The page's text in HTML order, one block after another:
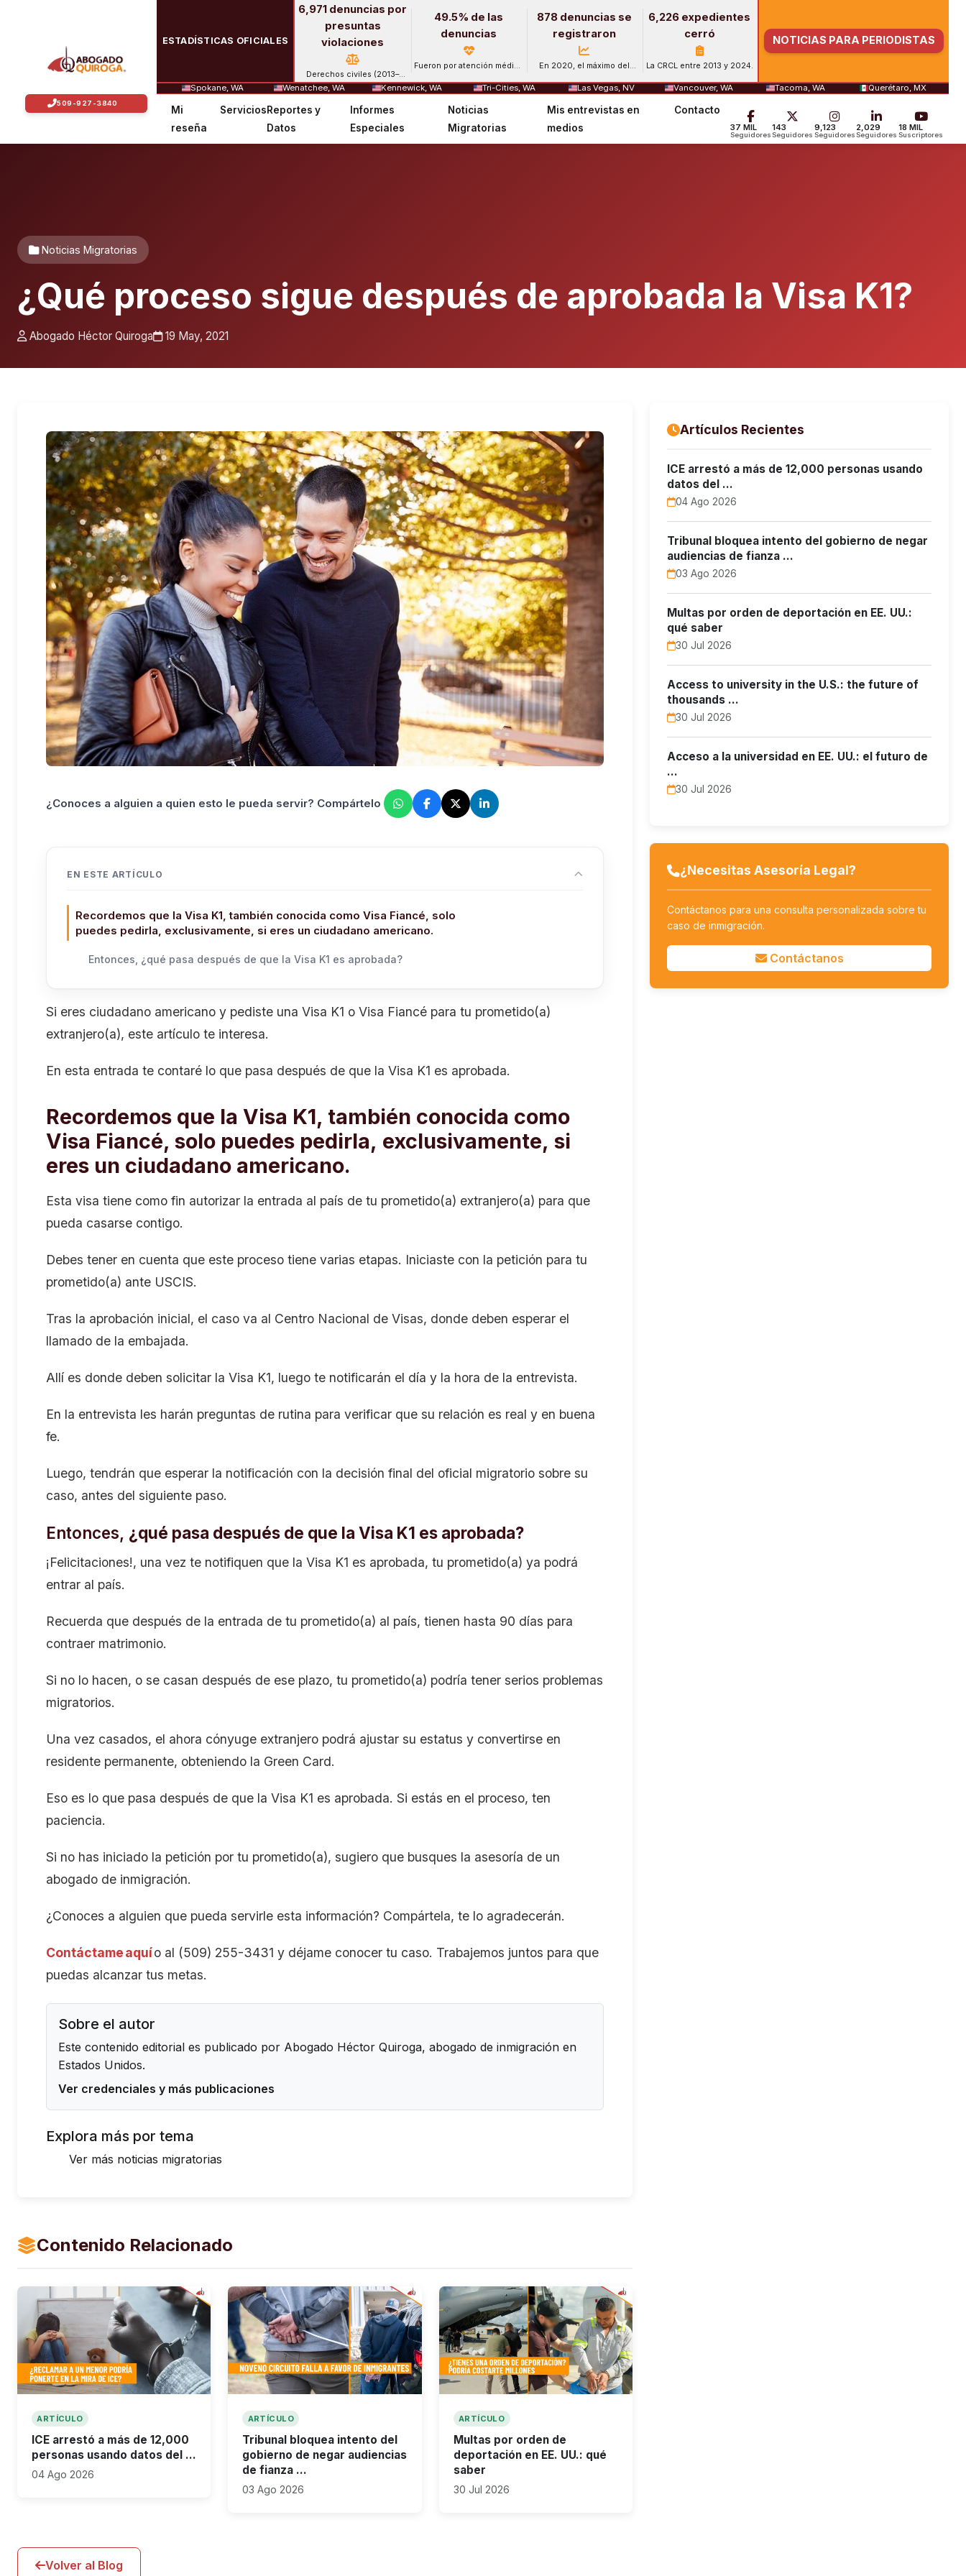
ESTADÍSTICAS OFICIALES
6,971 denuncias por
presuntas
violaciones
Derechos civiles (2013–
2024).
49.5% de las
denuncias
Fueron por atención médica
878 denuncias se
registraron
En 2020, el máximo del
6,226 expedientes
cerró
La CRCL entre 2013 y 2024.
NOTICIAS PARA PERIODISTAS
Spokane, WA Wenatchee, WA Kennewick, WA Tri-Cities, WA Las Vegas, NV Vancouver, WA Tacoma, WA Querétaro, MX
Mi
reseña
ServiciosReportes y
Datos
Informes
Especiales
Noticias
Migratorias
Mis entrevistas en
medios
Contacto
37 MIL
Seguidores
143
Seguidores
9,123
Seguidores
2,029
Seguidores
18 MIL
Suscriptores
Noticias Migratorias
¿Qué proceso sigue después de aprobada la Visa K1?
Abogado Héctor Quiroga 19 May, 2021
¿Conoces a alguien a quien esto le pueda servir? Compártelo
EN ESTE ARTÍCULO
Recordemos que la Visa K1, también conocida como Visa Fiancé, solo
puedes pedirla, exclusivamente, si eres un ciudadano americano.
Entonces, ¿qué pasa después de que la Visa K1 es aprobada?
Si eres ciudadano americano y pediste una Visa K1 o Visa Fiancé para tu prometido(a)
extranjero(a), este artículo te interesa.
En esta entrada te contaré lo que pasa después de que la Visa K1 es aprobada.
Recordemos que la Visa K1, también conocida como
Visa Fiancé, solo puedes pedirla, exclusivamente, si
eres un ciudadano americano.
Esta visa tiene como fin autorizar la entrada al país de tu prometido(a) extranjero(a) para que
pueda casarse contigo.
Debes tener en cuenta que este proceso tiene varias etapas. Iniciaste con la petición para tu
prometido(a) ante USCIS.
Tras la aprobación inicial, el caso va al Centro Nacional de Visas, donde deben esperar el
llamado de la embajada.
Allí es donde deben solicitar la Visa K1, luego te notificarán el día y la hora de la entrevista.
En la entrevista les harán preguntas de rutina para verificar que su relación es real y en buena
fe.
Luego, tendrán que esperar la notificación con la decisión final del oficial migratorio sobre su
caso, antes del siguiente paso.
Entonces, ¿qué pasa después de que la Visa K1 es aprobada?
¡Felicitaciones!, una vez te notifiquen que la Visa K1 es aprobada, tu prometido(a) ya podrá
entrar al país.
Recuerda que después de la entrada de tu prometido(a) al país, tienen hasta 90 días para
contraer matrimonio.
Si no lo hacen, o se casan después de ese plazo, tu prometido(a) podría tener serios problemas
migratorios.
Una vez casados, el ahora cónyuge extranjero podrá ajustar su estatus y convertirse en
residente permanente, obteniendo la Green Card.
Eso es lo que pasa después de que la Visa K1 es aprobada. Si estás en el proceso, ten
paciencia.
Si no has iniciado la petición por tu prometido(a), sugiero que busques la asesoría de un
abogado de inmigración.
¿Conoces a alguien que pueda servirle esta información? Compártela, te lo agradecerán.
Contáctame aquío al (509) 255-3431 y déjame conocer tu caso. Trabajemos juntos para que
puedas alcanzar tus metas.
Sobre el autor
Este contenido editorial es publicado por Abogado Héctor Quiroga, abogado de inmigración en
Estados Unidos.
Ver credenciales y más publicaciones
Explora más por tema
Ver más noticias migratorias
Contenido Relacionado
ARTÍCULO
ICE arrestó a más de 12,000
personas usando datos del …
04 Ago 2026
ARTÍCULO
Tribunal bloquea intento del
gobierno de negar audiencias
de fianza …
03 Ago 2026
ARTÍCULO
Multas por orden de
deportación en EE. UU.: qué
saber
30 Jul 2026
Artículos Recientes
ICE arrestó a más de 12,000 personas usando
datos del …
04 Ago 2026
Tribunal bloquea intento del gobierno de negar
audiencias de fianza …
03 Ago 2026
Multas por orden de deportación en EE. UU.:
qué saber
30 Jul 2026
Access to university in the U.S.: the future of
thousands …
30 Jul 2026
Acceso a la universidad en EE. UU.: el futuro de
…
30 Jul 2026
¿Necesitas Asesoría Legal?
Contáctanos para una consulta personalizada sobre tu
caso de inmigración.
Contáctanos
Volver al Blog